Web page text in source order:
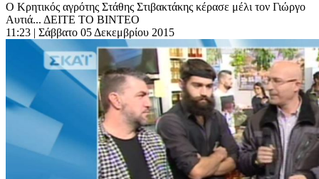
Ο Κρητικός αγρότης Στάθης Στιβακτάκης κέρασε μέλι τον Γιώργο
Αυτιά... ΔΕΙΤΕ ΤΟ ΒΙΝΤΕΟ
11:23 | Σάββατο 05 Δεκεμβρίου 2015